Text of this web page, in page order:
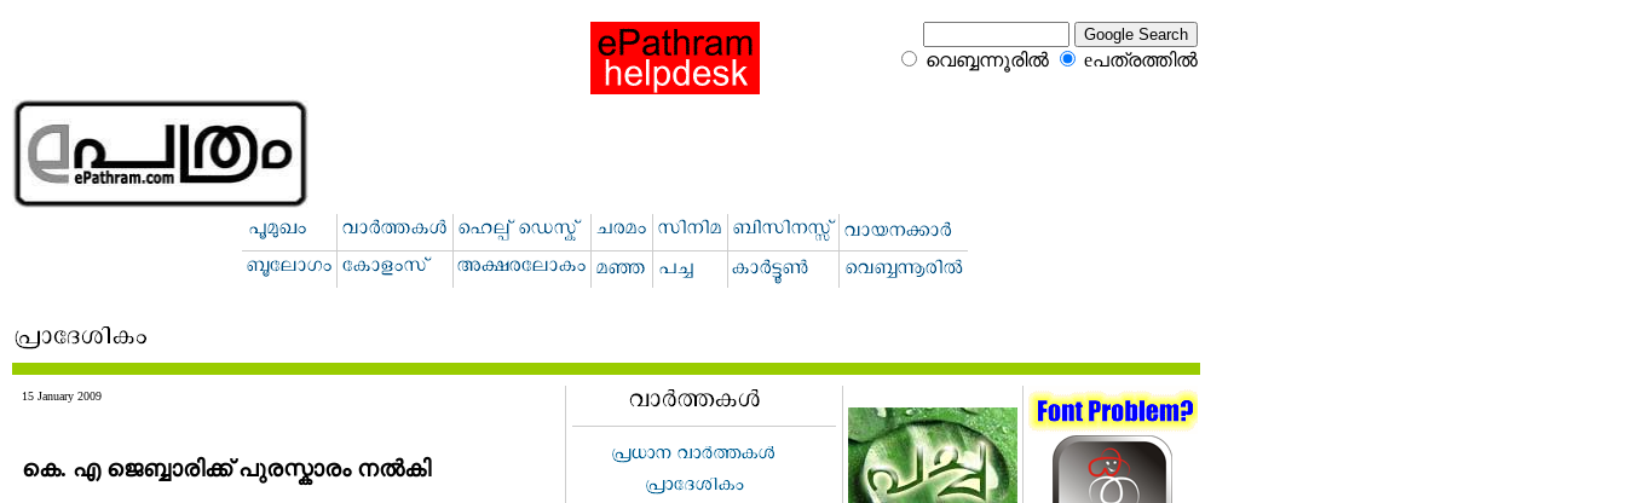
വെബ്ബന്നൂരില്‍ eപത്രത്തില്‍
15 January 2009
കെ. എ ജെബ്ബാരിക്ക് പുരസ്കാരം നല്‍കി